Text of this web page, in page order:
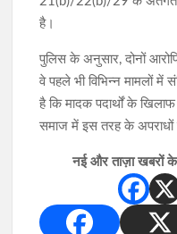
है।
पुलिस के अनुसार, दोनों
वे पहले भी विभिन्न मामलों में
है कि मादक पदार्थों के
समाज में इस तरह के अपराधों
नई और ताज़ा खबरों